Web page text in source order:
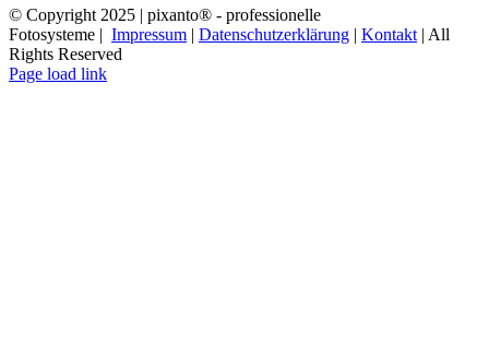
© Copyright 2025 | pixanto® - professionelle
Fotosysteme | Impressum | Datenschutzerklärung | Kontakt | All
Rights Reserved
Page load link